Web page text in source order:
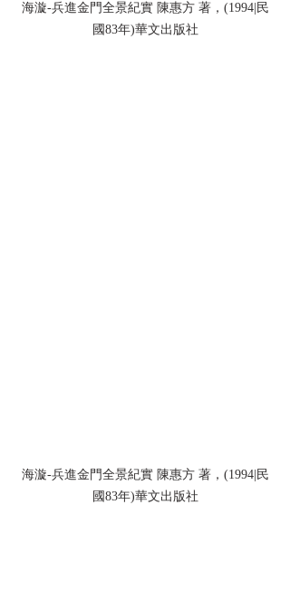
海漩-兵進金門全景紀實 陳惠方 著，(1994|民
國83年)華文出版社
海漩-兵進金門全景紀實 陳惠方 著，(1994|民
國83年)華文出版社